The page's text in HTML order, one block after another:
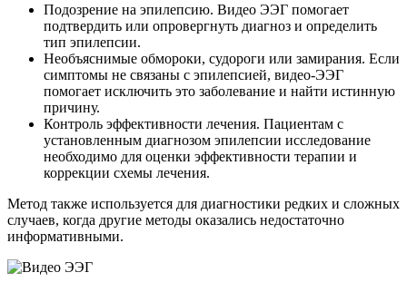
Подозрение на эпилепсию. Видео ЭЭГ помогает
подтвердить или опровергнуть диагноз и определить
тип эпилепсии.
Необъяснимые обмороки, судороги или замирания. Если
симптомы не связаны с эпилепсией, видео-ЭЭГ
помогает исключить это заболевание и найти истинную
причину.
Контроль эффективности лечения. Пациентам с
установленным диагнозом эпилепсии исследование
необходимо для оценки эффективности терапии и
коррекции схемы лечения.
Метод также используется для диагностики редких и сложных
случаев, когда другие методы оказались недостаточно
информативными.